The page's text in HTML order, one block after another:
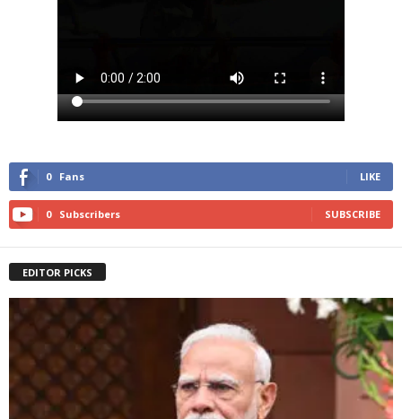
0 Fans LIKE
0 Subscribers SUBSCRIBE
EDITOR PICKS